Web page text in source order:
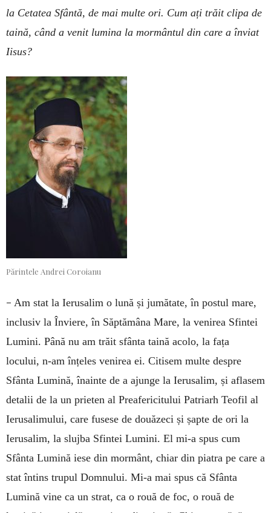
la Cetatea Sfântă, de mai multe ori. Cum ați trăit clipa de
taină, când a venit lumina la mormântul din care a înviat
Iisus?
Părintele Andrei Coroianu
– Am stat la Ierusalim o lună și jumătate, în postul mare,
inclusiv la Înviere, în Săptămâna Mare, la venirea Sfintei
Lumini. Până nu am trăit sfânta taină acolo, la fața
locului, n-am înțeles venirea ei. Citisem multe despre
Sfânta Lumină, înainte de a ajunge la Ierusalim, și aflasem
detalii de la un prieten al Preafericitului Patriarh Teofil al
Ierusalimului, care fusese de douăzeci și șapte de ori la
Ierusalim, la slujba Sfintei Lumini. El mi-a spus cum
Sfânta Lumină iese din mormânt, chiar din piatra pe care a
stat întins trupul Domnului. Mi-a mai spus că Sfânta
Lumină vine ca un strat, ca o rouă de foc, o rouă de